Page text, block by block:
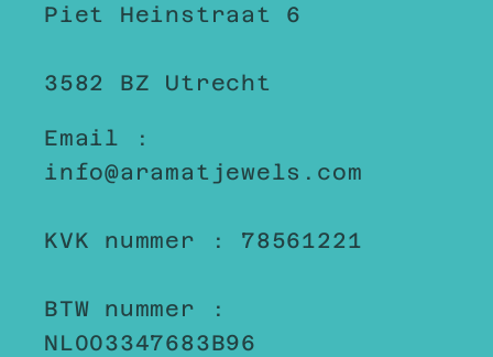
Piet Heinstraat 6
3582 BZ Utrecht
Email :
info@aramatjewels.com
KVK nummer : 78561221
BTW nummer :
NL003347683B96